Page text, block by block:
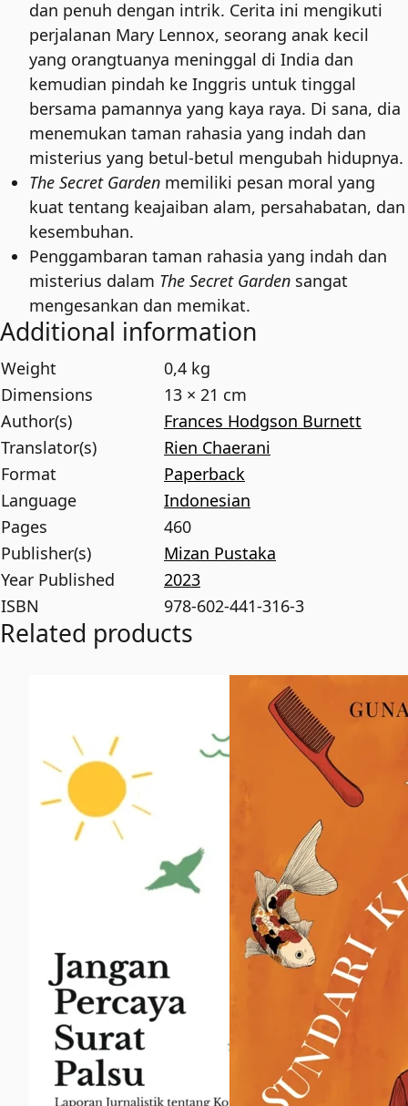
dan penuh dengan intrik. Cerita ini mengikuti
perjalanan Mary Lennox, seorang anak kecil
yang orangtuanya meninggal di India dan
kemudian pindah ke Inggris untuk tinggal
bersama pamannya yang kaya raya. Di sana, dia
menemukan taman rahasia yang indah dan
misterius yang betul-betul mengubah hidupnya.
The Secret Garden memiliki pesan moral yang
kuat tentang keajaiban alam, persahabatan, dan
kesembuhan.
Penggambaran taman rahasia yang indah dan
misterius dalam The Secret Garden sangat
mengesankan dan memikat.
Additional information
Weight
0,4 kg
Dimensions
13 × 21 cm
Author(s)
Frances Hodgson Burnett
Translator(s)
Rien Chaerani
Format
Paperback
Language
Indonesian
Pages
460
Publisher(s)
Mizan Pustaka
Year Published
2023
ISBN
978-602-441-316-3
Related products